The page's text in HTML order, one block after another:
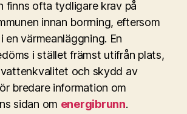
finns ofta tydligare krav på
innan borrning, eftersom
en värmeanläggning. En
i stället främst utifrån plats,
och skydd av
bredare information om
sidan om energibrunn.